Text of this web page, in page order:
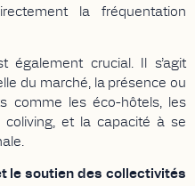
la fréquentation
également crucial. Il s’agit
du marché, la présence ou
comme les éco-hôtels, les
coliving, et la capacité à se
le soutien des collectivités